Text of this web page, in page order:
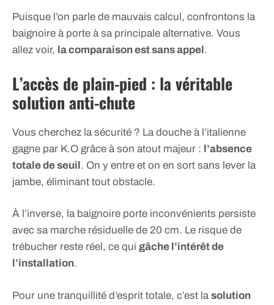
Puisque l’on parle de mauvais calcul, confrontons la
baignoire à porte à sa principale alternative. Vous
allez voir, la comparaison est sans appel.
L’accès de plain-pied : la véritable
solution anti-chute
Vous cherchez la sécurité ? La douche à l’italienne
gagne par K.O grâce à son atout majeur : l’absence
totale de seuil. On y entre et on en sort sans lever la
jambe, éliminant tout obstacle.
À l’inverse, la baignoire porte inconvénients persiste
avec sa marche résiduelle de 20 cm. Le risque de
trébucher reste réel, ce qui gâche l’intérêt de
l’installation.
Pour une tranquillité d’esprit totale, c’est la solution